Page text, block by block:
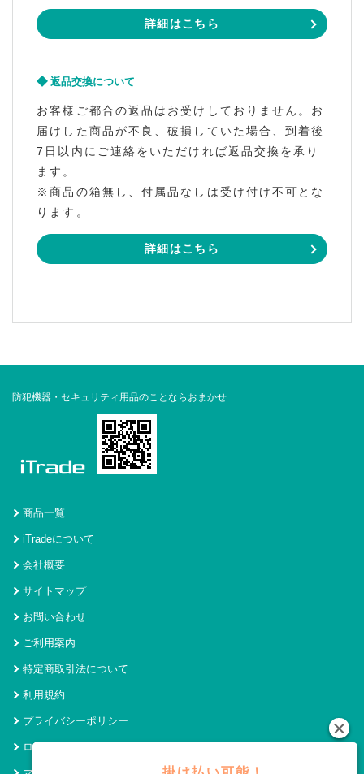
詳細はこちら
返品交換について
お客様ご都合の返品はお受けしておりません。お
届けした商品が不良、破損していた場合、到着後
7日以内にご連絡をいただければ返品交換を承り
ます。
※商品の箱無し、付属品なしは受け付け不可とな
ります。
詳細はこちら
防犯機器・セキュリティ用品のことならおまかせ
商品一覧
iTradeについて
会社概要
サイトマップ
お問い合わせ
ご利用案内
特定商取引法について
利用規約
プライバシーポリシー
ログイン